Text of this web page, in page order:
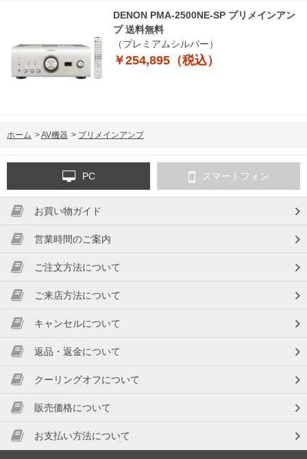
DENON PMA-2500NE-SP プリメインアン
プ 送料無料
（プレミアムシルバー）
￥254,895（税込）
ホーム >AV機器 > プリメインアンプ
PC スマートフォン
お買い物ガイド
営業時間のご案内
ご注文方法について
ご来店方法について
キャンセルについて
返品・返金について
クーリングオフについて
販売価格について
お支払い方法について